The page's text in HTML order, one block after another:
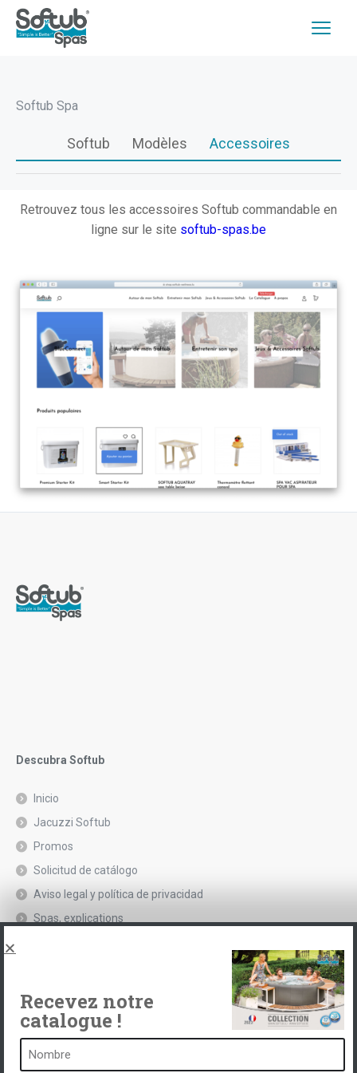
Softub Spa
Softub Modèles Accessoires
Retrouvez tous les accessoires Softub commandable en
ligne sur le site softub-spas.be
Descubra Softub
Inicio
Jacuzzi Softub
Promos
Solicitud de catálogo
Aviso legal y política de privacidad
Spas, explications
Un balneario es ...
Recevez notre
catalogue !